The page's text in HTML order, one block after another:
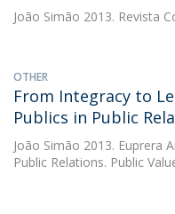
João Simão 2013. Revista
OTHER
From Integracy to
Publics in Public
João Simão 2013. Euprera
Public Relations. Public